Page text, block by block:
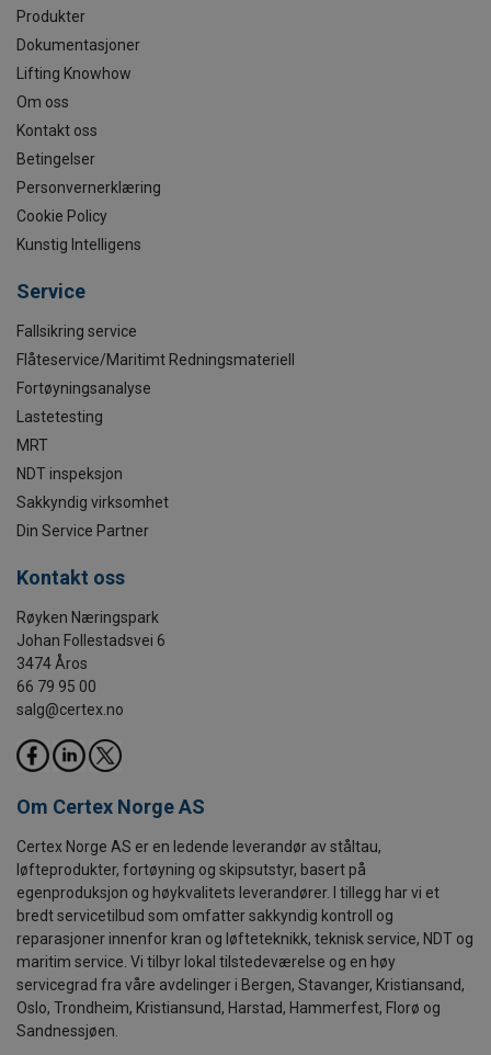
Produkter
Dokumentasjoner
Lifting Knowhow
Om oss
Kontakt oss
Betingelser
Personvernerklæring
Cookie Policy
Kunstig Intelligens
Service
Fallsikring service
Flåteservice/Maritimt Redningsmateriell
Fortøyningsanalyse
Lastetesting
MRT
NDT inspeksjon
Sakkyndig virksomhet
Din Service Partner
Kontakt oss
Røyken Næringspark
Johan Follestadsvei 6
3474 Åros
66 79 95 00
salg@certex.no
Om Certex Norge AS
Certex Norge AS er en ledende leverandør av ståltau,
løfteprodukter, fortøyning og skipsutstyr, basert på
egenproduksjon og høykvalitets leverandører. I tillegg har vi et
bredt servicetilbud som omfatter sakkyndig kontroll og
reparasjoner innenfor kran og løfteteknikk, teknisk service, NDT og
maritim service. Vi tilbyr lokal tilstedeværelse og en høy
servicegrad fra våre avdelinger i Bergen, Stavanger, Kristiansand,
Oslo, Trondheim, Kristiansund, Harstad, Hammerfest, Florø og
Sandnessjøen.